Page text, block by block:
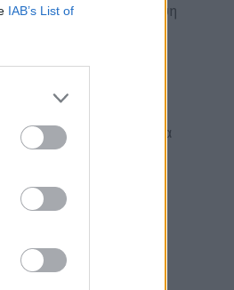
IAB’s List ofκαι χαρίζει λάμψη
λιμάρετε δυνατά για